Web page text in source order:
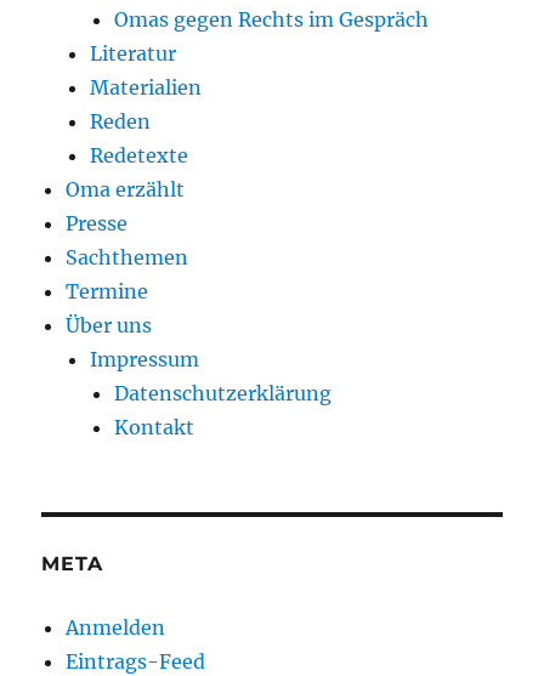
Omas gegen Rechts im Gespräch
Literatur
Materialien
Reden
Redetexte
Oma erzählt
Presse
Sachthemen
Termine
Über uns
Impressum
Datenschutzerklärung
Kontakt
META
Anmelden
Eintrags-Feed